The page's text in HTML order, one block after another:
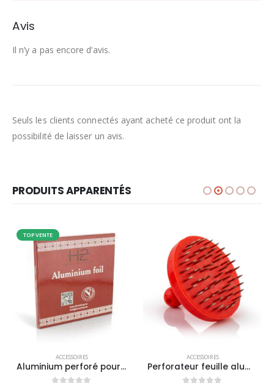
Avis
Il n’y a pas encore d’avis.
Seuls les clients connectés ayant acheté ce produit ont la
possibilité de laisser un avis.
PRODUITS APPARENTÉS
TOP VENTE
ACCESSOIRES
Aluminium perforé pour chicha
ACCESSOIRES
Perforateur feuille aluminium